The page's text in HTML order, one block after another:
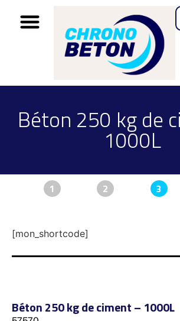
Béton 250 kg de
1000L
1 2 3
[mon_shortcode]
Béton 250 kg de ciment – 1000L